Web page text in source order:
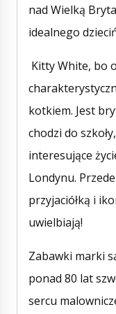
nad Wielką
idealnego
Kitty White, bo
kotkiem. Jest
chodzi do
interesujące
Londynu.
przyjaciółką i
uwielbiają!
Zabawki marki
ponad 80 lat
sercu